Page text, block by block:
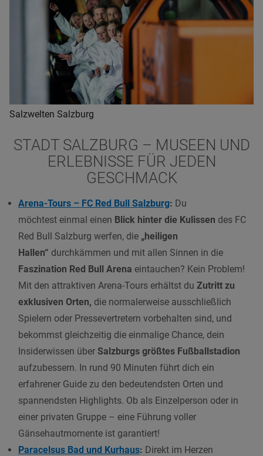
Salzwelten Salzburg
STADT SALZBURG – MUSEEN UND
ERLEBNISSE FÜR JEDEN
GESCHMACK
Arena-Tours – FC Red Bull Salzburg: Du
möchtest einmal einen Blick hinter die Kulissen des FC
Red Bull Salzburg werfen, die „heiligen
Hallen“ durchkämmen und mit allen Sinnen in die
Faszination Red Bull Arena eintauchen? Kein Problem!
Mit den attraktiven Arena-Tours erhältst du Zutritt zu
exklusiven Orten, die normalerweise ausschließlich
Spielern oder Pressevertretern vorbehalten sind, und
bekommst gleichzeitig die einmalige Chance, dein
Insiderwissen über Salzburgs größtes Fußballstadion
aufzubessern. In rund 90 Minuten führt dich ein
erfahrener Guide zu den bedeutendsten Orten und
spannendsten Highlights. Ob als Einzelperson oder in
einer privaten Gruppe – eine Führung voller
Gänsehautmomente ist garantiert!
Paracelsus Bad und Kurhaus: Direkt im Herzen